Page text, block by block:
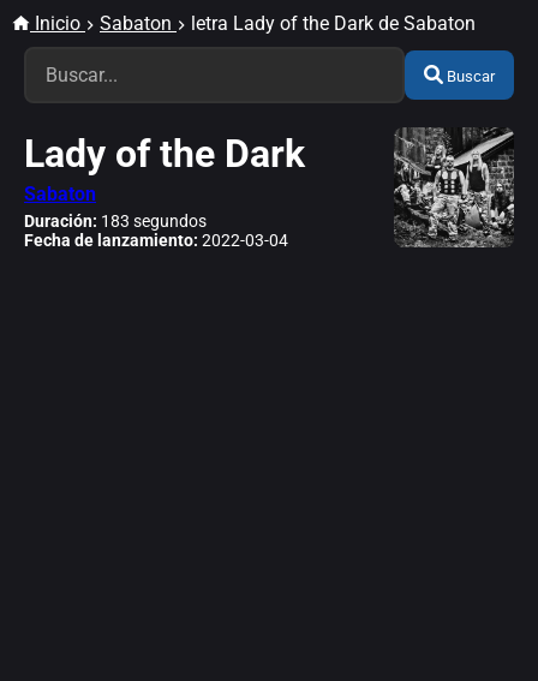
Inicio Sabaton letra Lady of the Dark de Sabaton
Buscar
Lady of the Dark
Sabaton
Duración: 183 segundos
Fecha de lanzamiento: 2022-03-04